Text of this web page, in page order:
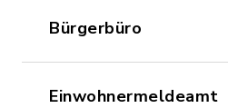
Bürgerbüro
Einwohnermeldeamt